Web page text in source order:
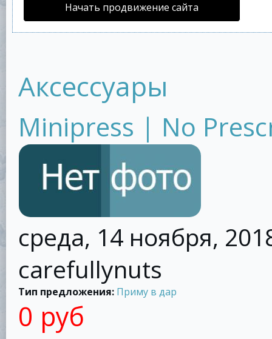
Начать продвижение сайта
Аксессуары
Minipress | No
среда, 14 ноября,
carefullynuts
Тип предложения: Приму в дар
0 руб